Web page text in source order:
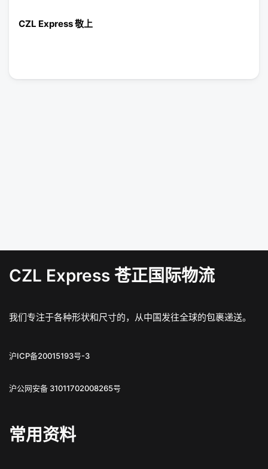
CZL Express 敬上
CZL Express 苍正国际物流
我们专注于各种形状和尺寸的，从中国发往全球的包裹递送。
沪ICP备20015193号-3
沪公网安备 31011702008265号
常用资料